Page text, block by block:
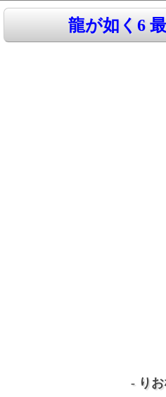
龍が如く6
- り